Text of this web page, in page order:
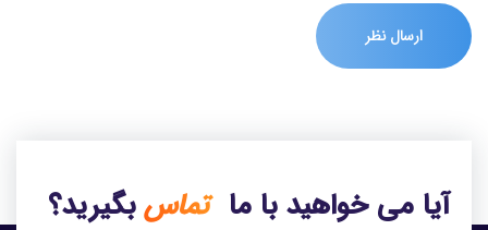
آیا می خواهید با ما تماسبگیرید؟